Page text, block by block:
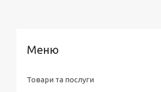
Товари та послуги